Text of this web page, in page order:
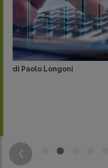
di Paolo Longoni